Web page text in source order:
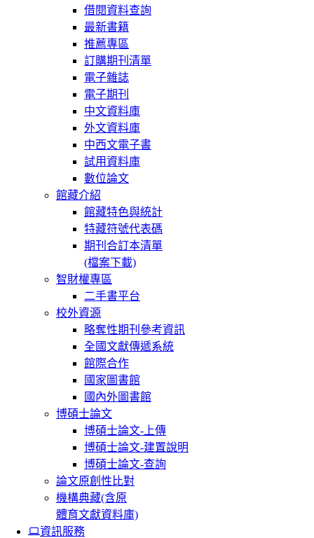
借閱資料查詢
最新書籍
推薦專區
訂購期刊清單
電子雜誌
電子期刊
中文資料庫
外文資料庫
中西文電子書
試用資料庫
數位論文
館藏介紹
館藏特色與統計
特藏符號代表碼
期刊合訂本清單
(檔案下載)
智財權專區
二手書平台
校外資源
略奪性期刊參考資訊
全國文獻傳遞系統
館際合作
國家圖書館
國內外圖書館
博碩士論文
博碩士論文-上傳
博碩士論文-建置說明
博碩士論文-查詢
論文原創性比對
機構典藏(含原
體育文獻資料庫)
資訊服務